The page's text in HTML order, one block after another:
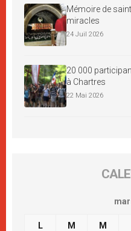
Mémoire de
miracles
24 Juil 2026
20 000
à Chartres
22 Mai 2026
L M M